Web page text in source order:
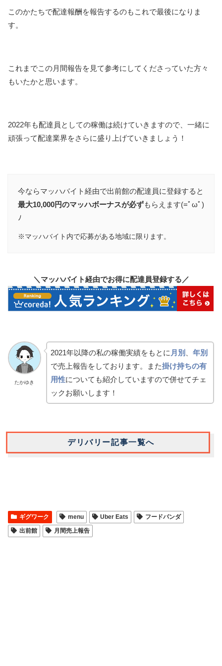
このかたちで配達報酬を報告するのもこれで最後になりま
す。
これまでこの月間報告を見て参考にしてくださっていた方々
もいたかと思います。
2022年も配達員としての稼働は続けていきますので、一緒に
頑張って配達業界をさらに盛り上げていきましょう！
今ならマッハバイト経由で出前館の配達員に登録すると
最大10,000円のマッハボーナスが必ずもらえます(=ﾟωﾟ)
ﾉ
※マッハバイト内で応募がある地域に限ります。
＼マッハバイト経由でお得に配達員登録する／
たかゆき
2021年以降の私の稼働実績をもとに 月別
年別
で売上報告をしております。また掛け持ちの有
用性についても紹介していますので併せてチェ
ックお願いします！
デリバリー記事一覧へ
ギグワーク menu Uber Eats
フードパンダ
出前館
月間売上報告